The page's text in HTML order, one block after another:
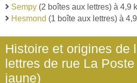
Sempy (2 boîtes aux lettres) à 4,9
Hesmond (1 boîte aux lettres) à
Histoire et origines de
lettres de rue La
jaune)